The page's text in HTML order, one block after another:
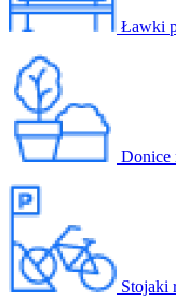
Ławki
Donice
Stojaki